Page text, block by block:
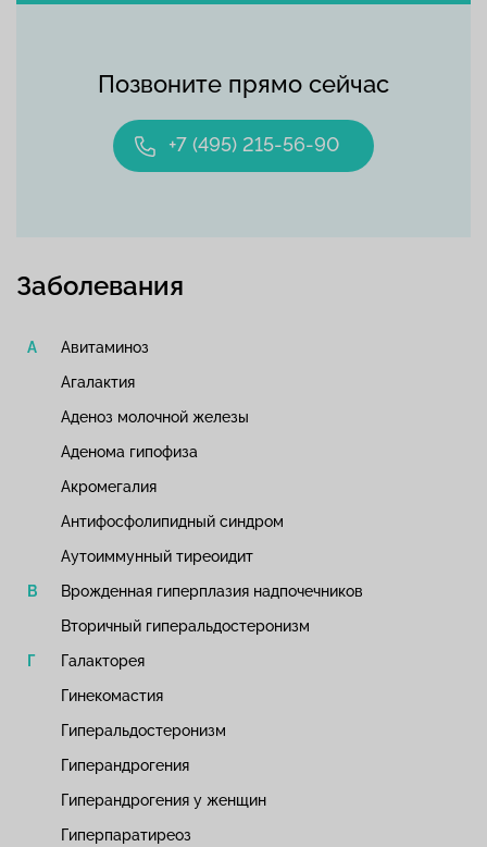
Позвоните прямо сейчас
+7 (495) 215-56-90
Заболевания
Авитаминоз
Агалактия
Аденоз молочной железы
Аденома гипофиза
Акромегалия
Антифосфолипидный синдром
Аутоиммунный тиреоидит
Врожденная гиперплазия надпочечников
Вторичный гиперальдостеронизм
Галакторея
Гинекомастия
Гиперальдостеронизм
Гиперандрогения
Гиперандрогения у женщин
Гиперпаратиреоз